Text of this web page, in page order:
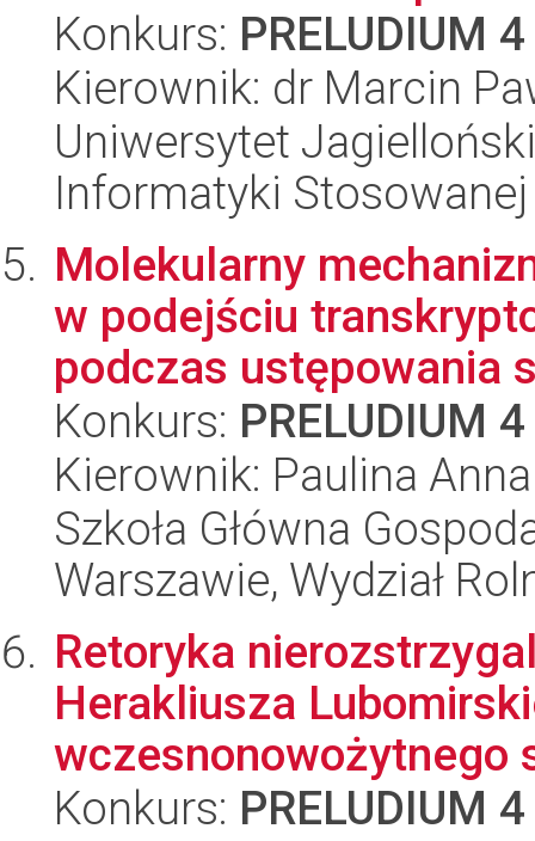
Konkurs: PRELUDIUM 4
Kierownik: dr Marcin
Uniwersytet
Informatyki Stosowanej
Molekularny
w podejściu
podczas ustępowania
Konkurs: PRELUDIUM 4
Kierownik: Paulina
Szkoła Główna
Warszawie, Wydział
Retoryka
Herakliusza
wczesnonowożytnego
Konkurs: PRELUDIUM 4